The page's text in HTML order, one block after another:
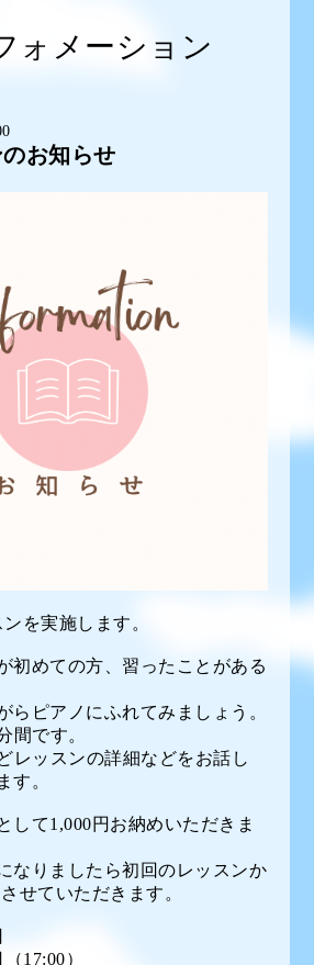
ォメーション
お知らせ
を実施します。
初めての方、習ったことがある
らピアノにふれてみましょう。
間です。
レッスンの詳細などをお話し
す。
して1,000円お納めいただきま
なりましたら初回のレッスンか
せていただきます。
（17:00）